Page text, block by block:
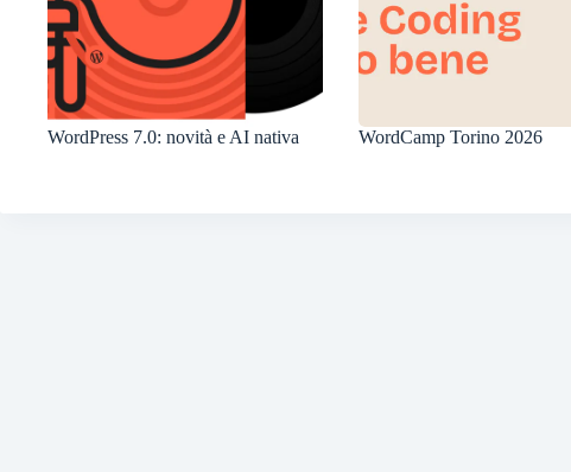
WordPress 7.0: novità e AI nativa WordCamp Torino 2026